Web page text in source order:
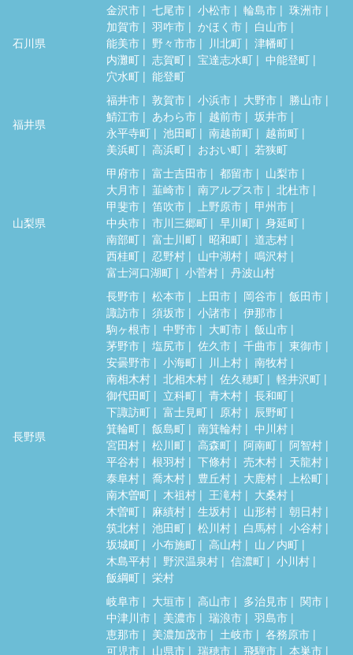
石川県
金沢市 七尾市 小松市 輪島市
珠洲市
加賀市
羽咋市 かほく市
白山市
能美市
野々市市 川北町
津幡町
内灘町
志賀町 宝達志水町
中能登町
穴水町
能登町
福井県
福井市 敦賀市 小浜市 大野市
勝山市
鯖江市
あわら市 越前市
坂井市
永平寺町
池田町 南越前町
越前町
美浜町
高浜町 おおい町 若狭町
山梨県
甲府市 富士吉田市 都留市
山梨市
大月市
韮崎市 南アルプス市
北杜市
甲斐市
笛吹市 上野原市
甲州市
中央市
市川三郷町 早川町
身延町
南部町
富士川町 昭和町
道志村
西桂町
忍野村 山中湖村
鳴沢村
富士河口湖町
小菅村 丹波山村
長野県
長野市 松本市 上田市 岡谷市
飯田市
諏訪市
須坂市 小諸市
伊那市
駒ヶ根市
中野市 大町市
飯山市
茅野市
塩尻市 佐久市 千曲市
東御市
安曇野市
小海町 川上村
南牧村
南相木村
北相木村 佐久穂町
軽井沢町
御代田町
立科町 青木村
長和町
下諏訪町
富士見町 原村
辰野町
箕輪町
飯島町 南箕輪村
中川村
宮田村
松川町 高森町 阿南町
阿智村
平谷村
根羽村 下條村 売木村
天龍村
泰阜村
喬木村 豊丘村 大鹿村
上松町
南木曽町
木祖村 王滝村
大桑村
木曽町
麻績村 生坂村 山形村
朝日村
筑北村
池田町 松川村 白馬村
小谷村
坂城町
小布施町 高山村
山ノ内町
木島平村
野沢温泉村 信濃町
小川村
飯綱町
栄村
岐阜市 大垣市 高山市 多治見市
関市
中津川市
美濃市 瑞浪市
羽島市
恵那市
美濃加茂市 土岐市
各務原市
可児市
山県市 瑞穂市 飛騨市
本巣市